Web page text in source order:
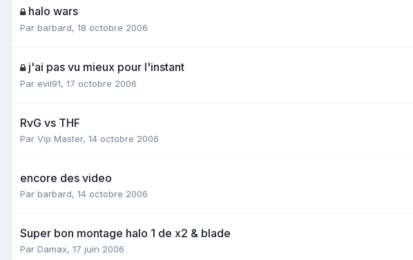
halo wars
Par barbard, 18 octobre 2006
j'ai pas vu mieux pour l'instant
Par evil91, 17 octobre 2006
RvG vs THF
Par Vip Master, 14 octobre 2006
encore des video
Par barbard, 14 octobre 2006
Super bon montage halo 1 de x2 & blade
Par Damax, 17 juin 2006